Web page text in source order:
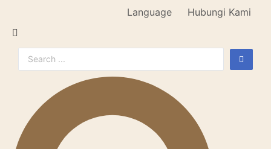
Language Hubungi Kami